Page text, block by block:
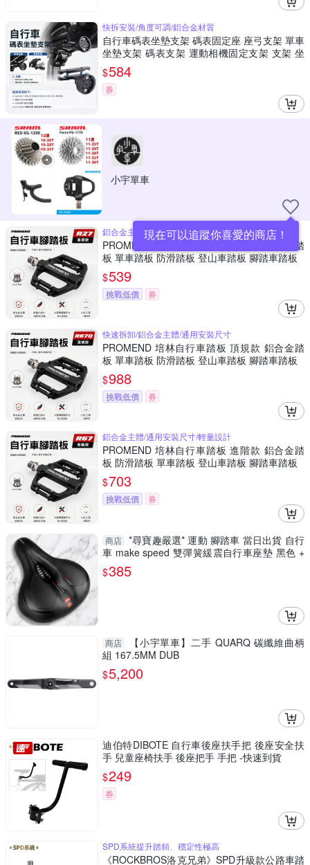
快拆安裝/角度可調/鋁合金材質
自行車碼表坐墊支架 碼表固定座 座弓支架 單車
坐墊支架 碼表支架 運動相機固定支架 支架 坐
墊支架 自行車配件
$584
券
小宇單車
現在可以追蹤你喜愛的商店！
鋁合金主體/通用安裝尺寸/輕量設計
PROMEND 培林自行車踏板 基礎款 鋁合金踏
板 單車踏板 防滑踏板 登山車踏板 腳踏車踏板
$539
挑戰低價 券
快速拆卸/鋁合金主體/通用安裝尺寸
PROMEND 培林自行車踏板 頂規款 鋁合金踏
板 單車踏板 防滑踏板 登山車踏板 腳踏車踏板
$988
挑戰低價 券
鋁合金主體/通用安裝尺寸/輕量設計
PROMEND 培林自行車踏板 進階款 鋁合金踏
板 防滑踏板 單車踏板 登山車踏板 腳踏車踏板
$703
挑戰低價 券
商店 *尋寶趣嚴選* 運動 腳踏車 當日出貨 自行
車 make speed 雙彈簧緩震自行車座墊 黑色 +
紅色
$385
商店
【小宇單車】二手 QUARQ 碳纖維曲柄
組 167.5MM DUB
$5,200
迪伯特DIBOTE 自行車後座扶手把 後座安全扶
手 兒童座椅扶手 後座把手 手把 -快速到貨
$249
券
SPD系統提升踏頻、穩定性極高
《ROCKBROS洛克兄弟》SPD升級款公路車踏